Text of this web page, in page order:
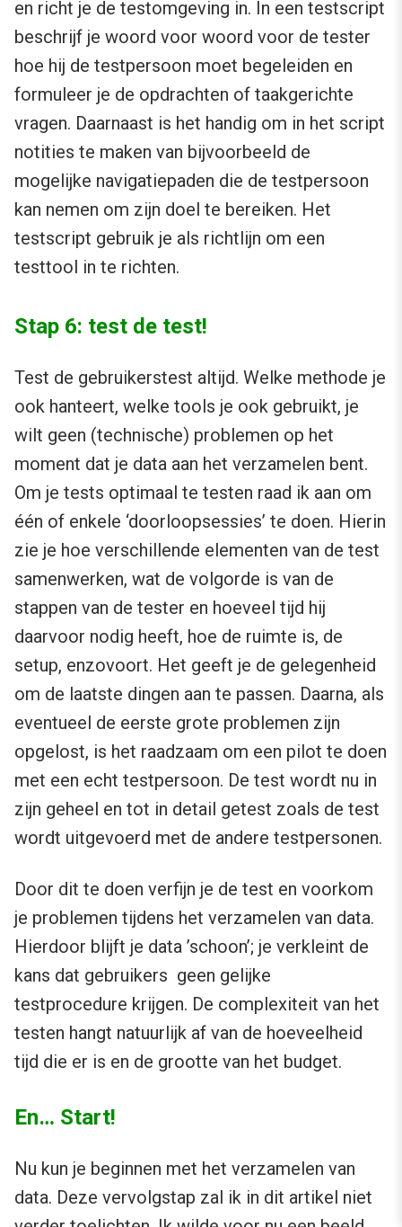
en richt je de testomgeving in. In een testscript
beschrijf je woord voor woord voor de tester
hoe hij de testpersoon moet begeleiden en
formuleer je de opdrachten of taakgerichte
vragen. Daarnaast is het handig om in het script
notities te maken van bijvoorbeeld de
mogelijke navigatiepaden die de testpersoon
kan nemen om zijn doel te bereiken. Het
testscript gebruik je als richtlijn om een
testtool in te richten.
Stap 6: test de test!
Test de gebruikerstest altijd. Welke methode je
ook hanteert, welke tools je ook gebruikt, je
wilt geen (technische) problemen op het
moment dat je data aan het verzamelen bent.
Om je tests optimaal te testen raad ik aan om
één of enkele ‘doorloopsessies’ te doen. Hierin
zie je hoe verschillende elementen van de test
samenwerken, wat de volgorde is van de
stappen van de tester en hoeveel tijd hij
daarvoor nodig heeft, hoe de ruimte is, de
setup, enzovoort. Het geeft je de gelegenheid
om de laatste dingen aan te passen. Daarna, als
eventueel de eerste grote problemen zijn
opgelost, is het raadzaam om een pilot te doen
met een echt testpersoon. De test wordt nu in
zijn geheel en tot in detail getest zoals de test
wordt uitgevoerd met de andere testpersonen.
Door dit te doen verfijn je de test en voorkom
je problemen tijdens het verzamelen van data.
Hierdoor blijft je data ’schoon’; je verkleint de
kans dat gebruikers geen gelijke
testprocedure krijgen. De complexiteit van het
testen hangt natuurlijk af van de hoeveelheid
tijd die er is en de grootte van het budget.
En… Start!
Nu kun je beginnen met het verzamelen van
data. Deze vervolgstap zal ik in dit artikel niet